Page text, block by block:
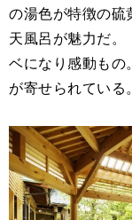
の湯色が特徴の硫
天風呂が魅力だ。
ベになり感動もの
が寄せられている。